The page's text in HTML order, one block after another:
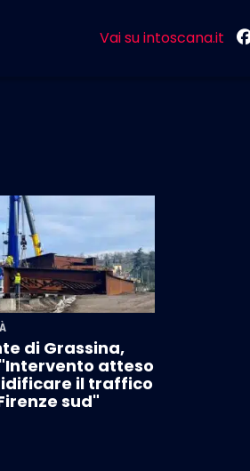
Vai su intoscana.it
di Grassina,
atteso
il traffico
sud"